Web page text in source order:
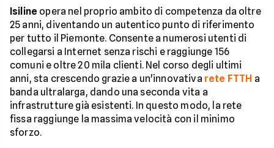
Isiline opera nel proprio ambito di competenza da oltre
25 anni, diventando un autentico punto di riferimento
per tutto il Piemonte. Consente a numerosi utenti di
collegarsi a Internet senza rischi e raggiunge 156
comuni e oltre 20 mila clienti. Nel corso degli ultimi
anni, sta crescendo grazie a un'innovativa rete FTTH a
banda ultralarga, dando una seconda vita a
infrastrutture già esistenti. In questo modo, la rete
fissa raggiunge la massima velocità con il minimo
sforzo.